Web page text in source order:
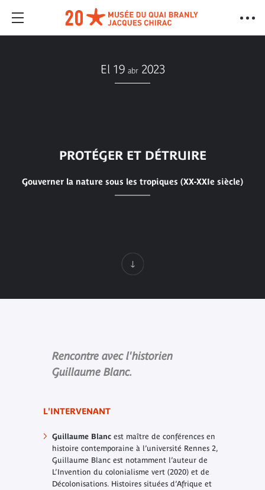
El 19 abr 2023
PROTÉGER ET DÉTRUIRE
Gouverner la nature sous les tropiques (XX-XXIe siècle)
Rencontre avec l'historien
Guillaume Blanc.
L'INTERVENANT
Guillaume Blancest maître de conférences en
histoire contemporaine à l’université Rennes 2,
Guillaume Blanc est notamment l’auteur de
L’Invention du colonialisme vert(2020) et de
Décolonisations. Histoires situées d’Afrique et